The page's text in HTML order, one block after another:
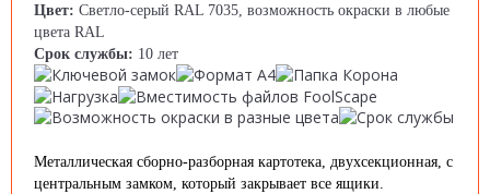
Цвет: Светло-серый RAL 7035, возможность окраски в любые
цвета RAL
Cрок службы: 10 лет
Металлическая сборно-разборная картотека, двухсекционная, с
центральным замком, который закрывает все ящики.